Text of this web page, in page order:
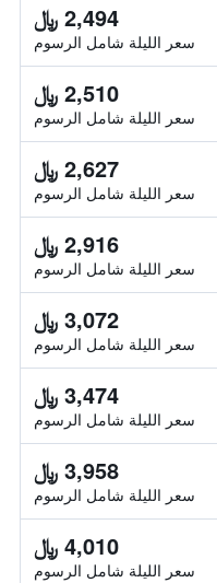
2,494 ﷼
سعر الليلة شامل الرسوم
2,510 ﷼
سعر الليلة شامل الرسوم
2,627 ﷼
سعر الليلة شامل الرسوم
2,916 ﷼
سعر الليلة شامل الرسوم
3,072 ﷼
سعر الليلة شامل الرسوم
3,474 ﷼
سعر الليلة شامل الرسوم
3,958 ﷼
سعر الليلة شامل الرسوم
4,010 ﷼
سعر الليلة شامل الرسوم